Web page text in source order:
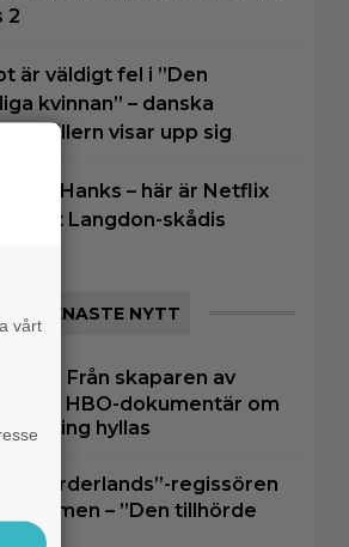
2
är väldigt fel i ”Den
kvinnan” – danska
thrillern visar upp sig
Tom Hanks – här är Netflix
Robert Langdon-skådis
SENASTE NYTT
Från skaparen av
HBO-dokumentär om
hyllas
”Borderlands”-regissören
– ”Den tillhörde
vårt